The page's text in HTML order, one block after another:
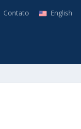
Contato English